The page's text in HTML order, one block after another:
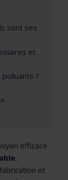
sont ses
et
?
efficace
et